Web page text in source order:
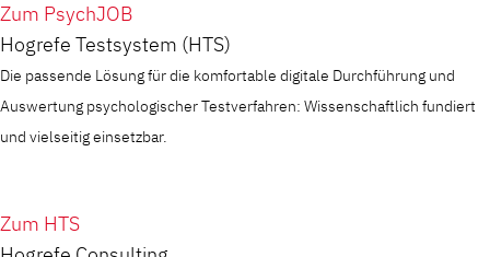
Zum PsychJOB
Hogrefe Testsystem (HTS)
Die passende Lösung für die komfortable digitale Durchführung und
Auswertung psychologischer Testverfahren: Wissenschaftlich fundiert
und vielseitig einsetzbar.
Zum HTS